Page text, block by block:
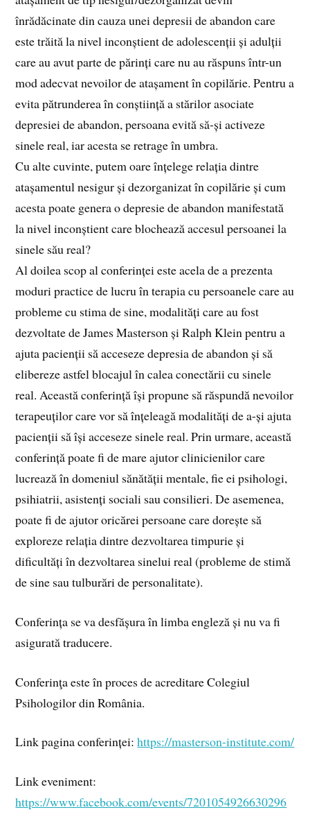
înrădăcinate din cauza unei depresii de abandon care
este trăită la nivel inconștient de adolescenții și adulții
care au avut parte de părinți care nu au răspuns într-un
mod adecvat nevoilor de atașament în copilărie. Pentru a
evita pătrunderea în conștiință a stărilor asociate
depresiei de abandon, persoana evită să-și activeze
sinele real, iar acesta se retrage în umbra.
Cu alte cuvinte, putem oare înțelege relația dintre
atașamentul nesigur și dezorganizat în copilărie și cum
acesta poate genera o depresie de abandon manifestată
la nivel inconștient care blochează accesul persoanei la
sinele său real?
Al doilea scop al conferinței este acela de a prezenta
moduri practice de lucru în terapia cu persoanele care au
probleme cu stima de sine, modalități care au fost
dezvoltate de James Masterson și Ralph Klein pentru a
ajuta pacienții să acceseze depresia de abandon și să
elibereze astfel blocajul în calea conectării cu sinele
real. Această conferință își propune să răspundă nevoilor
terapeuților care vor să înțeleagă modalități de a-și ajuta
pacienții să își acceseze sinele real. Prin urmare, această
conferință poate fi de mare ajutor clinicienilor care
lucrează în domeniul sănătății mentale, fie ei psihologi,
psihiatrii, asistenți sociali sau consilieri. De asemenea,
poate fi de ajutor oricărei persoane care dorește să
exploreze relația dintre dezvoltarea timpurie și
dificultăți în dezvoltarea sinelui real (probleme de stimă
de sine sau tulburări de personalitate).
Conferința se va desfășura în limba engleză și nu va fi
asigurată traducere.
Conferinţa este în proces de acreditare Colegiul
Psihologilor din România.
Link pagina conferinței:https://masterson-institute.com/
Link eveniment:
https://www.facebook.com/events/7201054926630296